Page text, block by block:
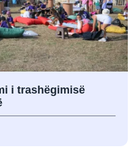
i trashëgimisë